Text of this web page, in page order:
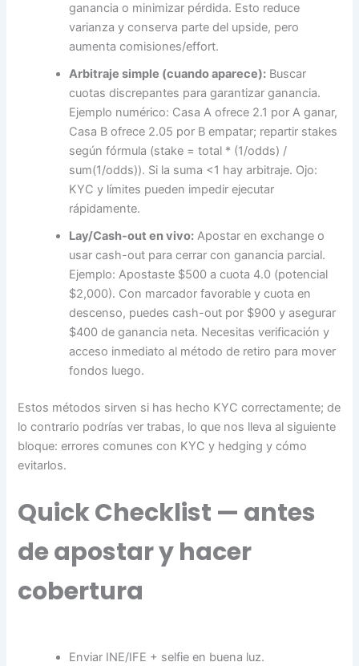
ganancia o minimizar pérdida. Esto reduce
varianza y conserva parte del upside, pero
aumenta comisiones/effort.
Arbitraje simple (cuando aparece): Buscar
cuotas discrepantes para garantizar ganancia.
Ejemplo numérico: Casa A ofrece 2.1 por A ganar,
Casa B ofrece 2.05 por B empatar; repartir stakes
según fórmula (stake = total * (1/odds) /
sum(1/odds)). Si la suma <1 hay arbitraje. Ojo:
KYC y límites pueden impedir ejecutar
rápidamente.
Lay/Cash-out en vivo: Apostar en exchange o
usar cash-out para cerrar con ganancia parcial.
Ejemplo: Apostaste $500 a cuota 4.0 (potencial
$2,000). Con marcador favorable y cuota en
descenso, puedes cash-out por $900 y asegurar
$400 de ganancia neta. Necesitas verificación y
acceso inmediato al método de retiro para mover
fondos luego.
Estos métodos sirven si has hecho KYC correctamente; de
lo contrario podrías ver trabas, lo que nos lleva al siguiente
bloque: errores comunes con KYC y hedging y cómo
evitarlos.
Quick Checklist — antes
de apostar y hacer
cobertura
Enviar INE/IFE + selfie en buena luz.